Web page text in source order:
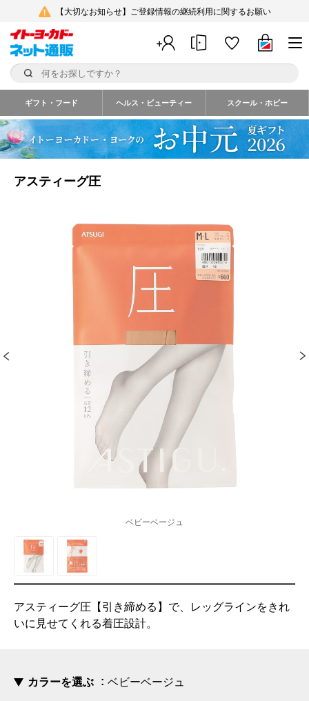
【大切なお知らせ】ご登録情報の継続利用に関するお願い
ギフト・フード ヘルス・ビューティー スクール・ホビー
アスティーグ圧
ベビーベージュ
アスティーグ圧【引き締める】で、レッグラインをきれ
いに見せてくれる着圧設計。
カラーを選ぶ ベビーベージュ